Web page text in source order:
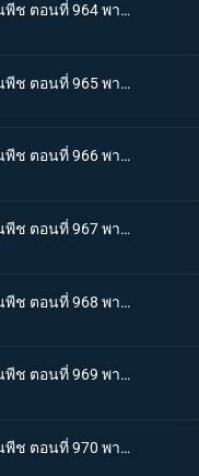
One piece วันพีช ตอนที่ 964 พากย์ไทย น้องชายของหนวดขาว! การผจญภัยของโอเด้ง!
One piece วันพีช ตอนที่ 965 พากย์ไทย ดวลดาบ! โรเจอร์กับหนวดขาว!
One piece วันพีช ตอนที่ 966 พากย์ไทย ความปรารถนาของโรเจอร์! การเดินทางครั้งใหม่
One piece วันพีช ตอนที่ 967 พากย์ไทย อุทิศชีวิต! การผจญภัยของโรเจอร์!
One piece วันพีช ตอนที่ 968 พากย์ไทย ราชาโจรสลัดถือกำเนิด ถึงแล้ว! เกาะสุดท้าย
One piece วันพีช ตอนที่ 969 พากย์ไทย มุ่งสู่วะโนะคุนิ! โจรสลัดโรเจอร์สลายตัว!
One piece วันพีช ตอนที่ 970 พากย์ไทย ข่าวร้าย เปิดยุคแห่งโจรสลัด